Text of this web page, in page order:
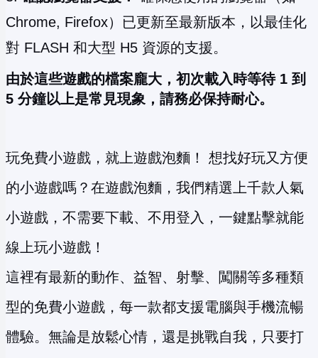
Chrome, Firefox）已更新至最新版本，以最佳化
對 FLASH 和大型 H5 資源的支援。
由於這些遊戲的檔案龐大，初次載入時等待 1 到
5 分鐘以上是常見現象，請務必保持耐心。
玩免費小遊戲，就上遊戲泡麵！ 想找好玩又方便
的小遊戲嗎？在遊戲泡麵，我們精選上千款人氣
小遊戲，不需要下載、不用登入，一鍵點擊就能
線上玩小遊戲！
這裡有最新的動作、益智、射擊、闖關等多種類
型的免費小遊戲，每一款都支援電腦與手機流暢
體驗。無論是放鬆心情，還是挑戰自我，只要打